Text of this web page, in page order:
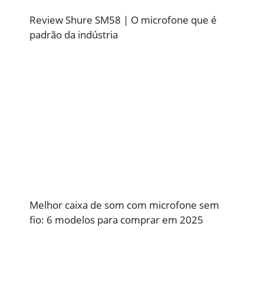
Review Shure SM58 | O microfone que é
padrão da indústria
Melhor caixa de som com microfone sem
fio: 6 modelos para comprar em 2025